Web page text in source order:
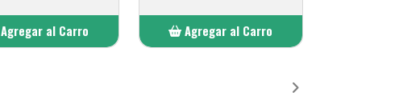
Agregar al Carro
Agregar al Carro